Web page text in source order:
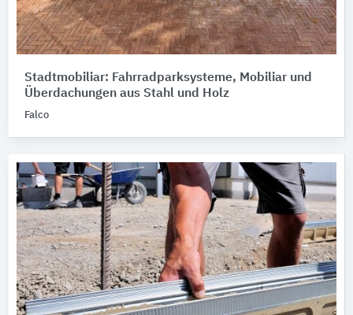
Stadtmobiliar: Fahrradparksysteme, Mobiliar und
Überdachungen aus Stahl und Holz
Falco